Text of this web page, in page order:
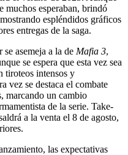
muchos esperaban, brindó
espléndidos gráficos
entregas de la saga.
asemeja a la de Mafia 3,
se espera que esta vez sea
tiroteos intensos y
vez se destaca el combate
marcando un cambio
de la serie. Take-
a la venta el 8 de agosto,
las expectativas